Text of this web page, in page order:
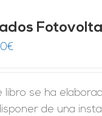
€
libro se ha
de una